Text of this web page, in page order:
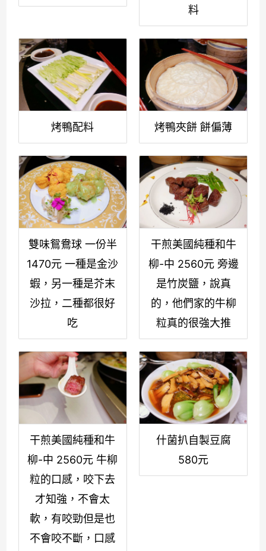
料
烤鴨配料 烤鴨夾餅 餅偏薄
雙味鴛鴦球 一份半
1470元 一種是金沙
蝦，另一種是芥末
沙拉，二種都很好
吃
干煎美國純種和牛
柳-中 2560元 旁邊
是竹炭鹽，說真
的，他們家的牛柳
粒真的很強大推
干煎美國純種和牛
柳-中 2560元 牛柳
粒的口感，咬下去
才知強，不會太
軟，有咬勁但是也
不會咬不斷，口感
什菌扒自製豆腐
580元